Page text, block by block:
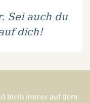
Sei auch du
dich!
bleib immer auf dem